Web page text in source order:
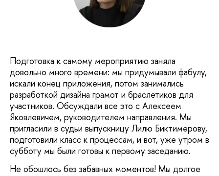
Подготовка к самому мероприятию заняла
довольно много времени: мы придумывали фабулу,
искали конец приложения, потом занимались
разработкой дизайна грамот и браслетиков для
участников. Обсуждали все это с Алексеем
Яковлевичем, руководителем направления. Мы
пригласили в судьи выпускницу Лилю Биктимерову,
подготовили класс к процессам, и вот, уже утром в
субботу мы были готовы к первому заседанию.
Не обошлось без забавных моментов! Мы долгое